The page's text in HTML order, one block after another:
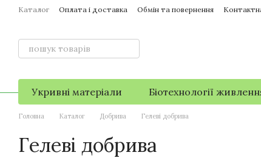
Перейти до основного контенту
Каталог Оплата і доставка Обмін та повернення
Укривні матеріали Біотехнології
Головна Каталог Добрива Гелеві добрива
Гелеві добрива